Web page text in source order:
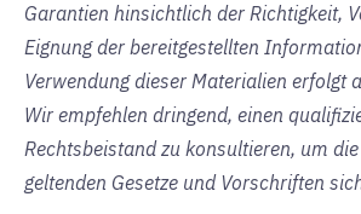
Garantien hinsichtlich der Richtigkeit,
Eignung der bereitgestellten
Verwendung dieser Materialien erfolgt
Wir empfehlen dringend, einen
Rechtsbeistand zu konsultieren, um
geltenden Gesetze und Vorschriften